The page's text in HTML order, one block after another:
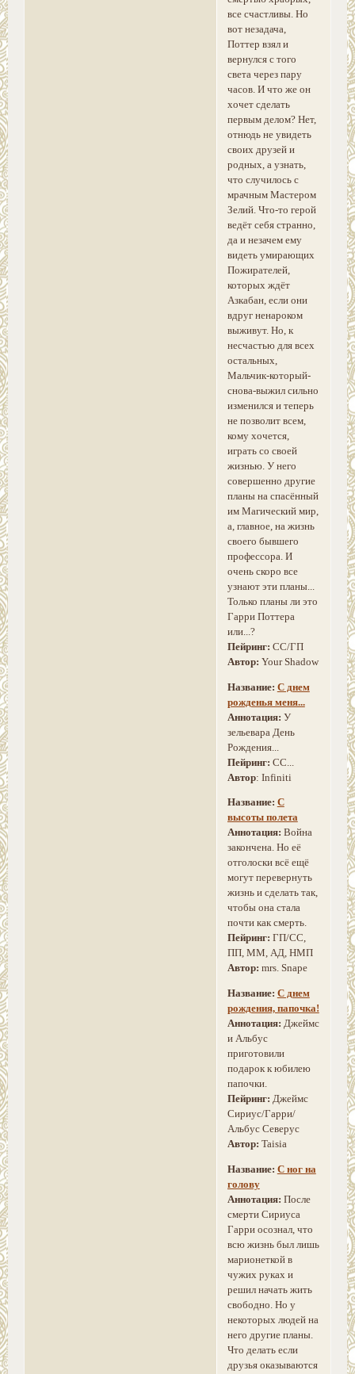
все счастливы. Но
вот незадача,
Поттер взял и
вернулся с того
света через пару
часов. И что же он
хочет сделать
первым делом? Нет,
отнюдь не увидеть
своих друзей и
родных, а узнать,
что случилось с
мрачным Мастером
Зелий. Что-то герой
ведёт себя странно,
да и незачем ему
видеть умирающих
Пожирателей,
которых ждёт
Азкабан, если они
вдруг ненароком
выживут. Но, к
несчастью для всех
остальных,
Мальчик-который-
снова-выжил сильно
изменился и теперь
не позволит всем,
кому хочется,
играть со своей
жизнью. У него
совершенно другие
планы на спасённый
им Магический мир,
а, главное, на жизнь
своего бывшего
профессора. И
очень скоро все
узнают эти планы...
Только планы ли это
Гарри Поттера
или...?
Пейринг: СС/ГП
Автор: Your Shadow
Название: С днем
рожденья меня...
Аннотация: У
зельевара День
Рождения...
Пейринг: CC...
Автор: Infiniti
Название: С
высоты полета
Аннотация: Война
закончена. Но её
отголоски всё ещё
могут перевернуть
жизнь и сделать так,
чтобы она стала
почти как смерть.
Пейринг: ГП/CC,
ПП, ММ, АД, НМП
Автор: mrs. Snape
Название: С днем
рождения, папочка!
Аннотация: Джеймс
и Альбус
приготовили
подарок к юбилею
папочки.
Пейринг: Джеймс
Сириус/Гарри/
Альбус Северус
Автор: Taisia
Название: С ног на
голову
Аннотация: После
смерти Сириуса
Гарри осознал, что
всю жизнь был лишь
марионеткой в
чужих руках и
решил начать жить
свободно. Но у
некоторых людей на
него другие планы.
Что делать если
друзья оказываются